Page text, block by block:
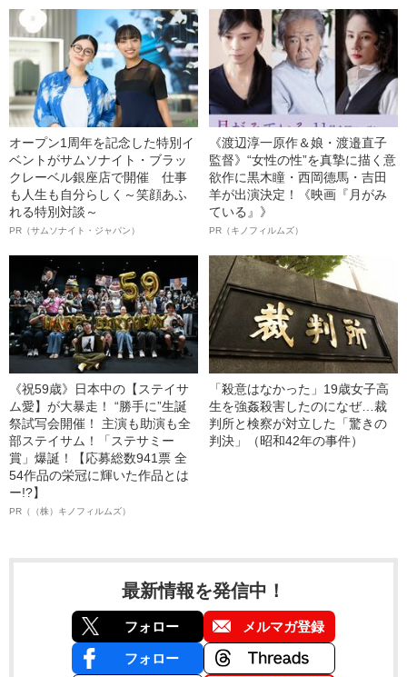
オープン1周年を記念した特別イ
ベントがサムソナイト・ブラッ
クレーベル銀座店で開催 仕事
も人生も自分らしく～笑顔あふ
れる特別対談～
PR（サムソナイト・ジャパン）
《渡辺淳一原作＆娘・渡邉直子
監督》“女性の性”を真摯に描く意
欲作に黒木瞳・西岡德馬・吉田
羊が出演決定！《映画『月がみ
ている』》
PR（キノフィルムズ）
《祝59歳》日本中の【ステイサ
ム愛】が大暴走！ “勝手に”生誕
祭試写会開催！ 主演も助演も全
部ステイサム！「ステサミー
賞」爆誕！【応募総数941票 全
54作品の栄冠に輝いた作品とは
ー!?】
PR（（株）キノフィルムズ）
「殺意はなかった」19歳女子高
生を強姦殺害したのになぜ…裁
判所と検察が対立した「驚きの
判決」（昭和42年の事件）
最新情報を発信中！
フォロー メルマガ登録
フォロー